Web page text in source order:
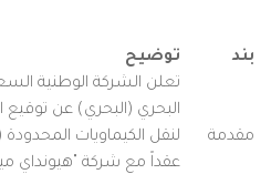
بند توضيح
مقدمة
تعلن الشركة الوطنية
البحري (البحري) عن توقيع
لنقل الكيماويات
عقداً مع شركة "هيونداي